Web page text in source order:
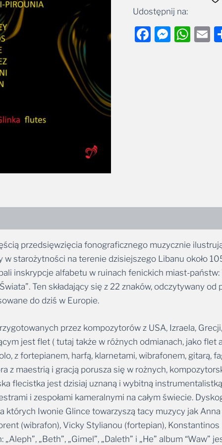
Udostępnij na:
Facebook
przedsięwzięcia fonograficznego muzycznie
w starożytności na terenie dzisiejszego Libanu około
inskrypcje alfabetu w ruinach fenickich miast-państw:
Ten składający się z 22 znaków, odczytywany
do dziś w Europie.
przez kompozytorów z USA, Izraela,
jest flet ( tutaj także w różnych odmianach, jako flet
z fortepianem, harfą, klarnetami, wibrafonem, gitarą,
z maestrią i gracją porusza się w rożnych,
flecistka jest dzisiaj uznaną i wybitną
i zespołami kameralnymi na całym świecie.
których Iwonie Glince towarzyszą tacy muzycy jak
(wibrafon), Vicky Stylianou (fortepian),
„Beth”, „Gimel”, „Daleth” i „He” album